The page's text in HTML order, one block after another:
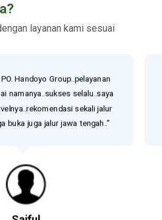
layanan kami sesuai
Handoyo Group..pelayanan
namanya..sukses selalu..saya
sekali jalur
buka juga jalur jawa tengah..”